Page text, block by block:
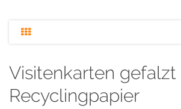
Visitenkarten gefalzt
Recyclingpapier